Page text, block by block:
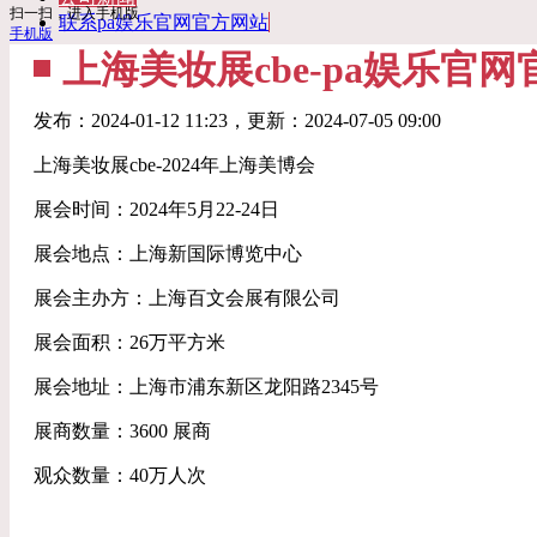
联系pa娱乐官网官方网站
扫一扫，进入手机版
手机版
上海美妆展cbe-pa娱乐官网
发布： 2024-01-12 11:23 ，更新： 2024-07-05 09:00
上海美妆展cbe-2024年上海美博会
展会时间：2024年5月22-24日
展会地点：上海新国际博览中心
展会主办方：上海百文会展有限公司
展会面积：26万平方米
展会地址：上海市浦东新区龙阳路2345号
展商数量：3600 展商
观众数量：40万人次